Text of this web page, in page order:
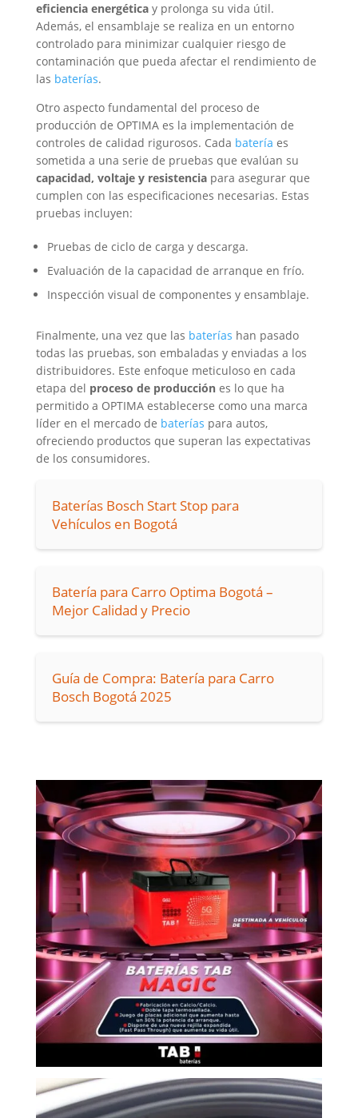
eficiencia energéticay prolonga su vida útil.
Además, el ensamblaje se realiza en un entorno
controlado para minimizar cualquier riesgo de
contaminación que pueda afectar el rendimiento de
las baterías.
Otro aspecto fundamental del proceso de
producción de OPTIMA es la implementación de
controles de calidad rigurosos. Cada batería es
sometida a una serie de pruebas que evalúan su
capacidad, voltaje y resistenciapara asegurar que
cumplen con las especificaciones necesarias. Estas
pruebas incluyen:
Pruebas de ciclo de carga y descarga.
Evaluación de la capacidad de arranque en frío.
Inspección visual de componentes y ensamblaje.
Finalmente, una vez que las baterías han pasado
todas las pruebas, son embaladas y enviadas a los
distribuidores. Este enfoque meticuloso en cada
etapa del proceso de producciónes lo que ha
permitido a OPTIMA establecerse como una marca
líder en el mercado de baterías para autos,
ofreciendo productos que superan las expectativas
de los consumidores.
Baterías Bosch Start Stop para
Vehículos en Bogotá
Batería para Carro Optima Bogotá –
Mejor Calidad y Precio
Guía de Compra: Batería para Carro
Bosch Bogotá 2025